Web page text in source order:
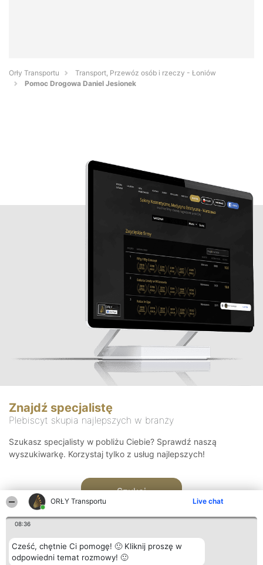
ORŁY Transportu Live chat
08:36
Cześć, chętnie Ci pomogę! 🙂 Kliknij proszę w
odpowiedni temat rozmowy! 🙂
Orły Transportu
Transport, Przewóz osób i rzeczy - Łoniów
Pomoc Drogowa Daniel Jesionek
Znajdź specjalistę
Plebiscyt skupia najlepszych w branży
Szukasz specjalisty w pobliżu Ciebie? Sprawdź naszą
wyszukiwarkę. Korzystaj tylko z usług najlepszych!
Szukaj